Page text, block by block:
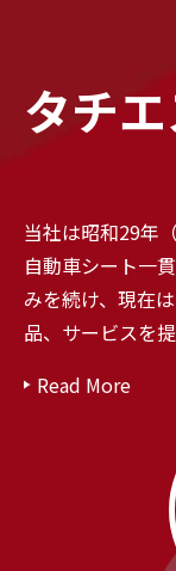
タチ
当社は昭和29年
自動車シート一
みを続け、現在
品、サービスを
Read More